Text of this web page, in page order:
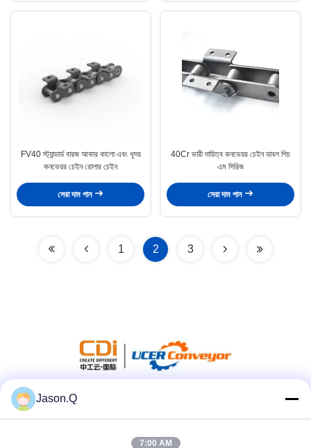
FV40 স্ট্যান্ডার্ড বারজ আকার কালো এবং ধূসর
কনভেয়র চেইন রোলার চেইন
সেরা দাম পান
40Cr ভারী দায়িত্ব কনভেয়র চেইন ডাবল পিচ
এম সিরিজ
সেরা দাম পান
1 2 3
Jason.Q
7:00 AM